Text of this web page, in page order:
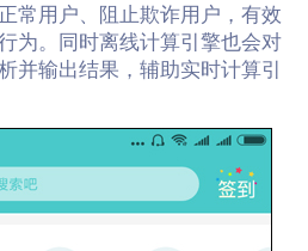
常用户、阻止欺诈用户，有效
为。同时离线计算引擎也会对
并输出结果，辅助实时计算引